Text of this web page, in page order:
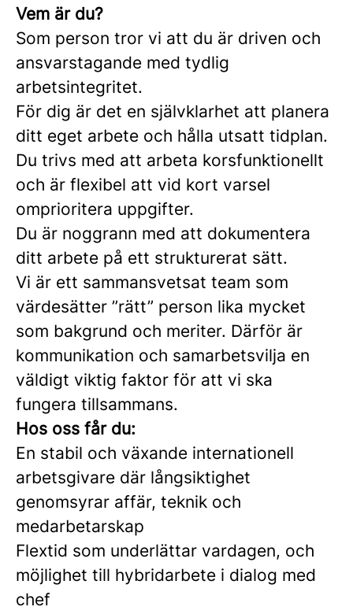
Vem är du?
Som person tror vi att du är driven och
ansvarstagande med tydlig
arbetsintegritet.
För dig är det en självklarhet att planera
ditt eget arbete och hålla utsatt tidplan.
Du trivs med att arbeta korsfunktionellt
och är flexibel att vid kort varsel
omprioritera uppgifter.
Du är noggrann med att dokumentera
ditt arbete på ett strukturerat sätt.
Vi är ett sammansvetsat team som
värdesätter ”rätt” person lika mycket
som bakgrund och meriter. Därför är
kommunikation och samarbetsvilja en
väldigt viktig faktor för att vi ska
fungera tillsammans.
Hos oss får du:
En stabil och växande internationell
arbetsgivare där långsiktighet
genomsyrar affär, teknik och
medarbetarskap
Flextid som underlättar vardagen, och
möjlighet till hybridarbete i dialog med
chef